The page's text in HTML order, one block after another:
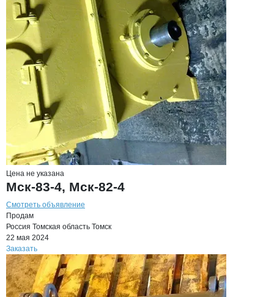
Цена не указана
Мск-83-4, Мск-82-4
Смотреть объявление
Продам
Россия Томская область Томск
22 мая 2024
Заказать